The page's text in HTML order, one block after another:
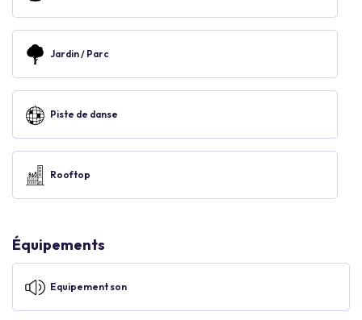
Jardin / Parc
Piste de danse
Rooftop
Équipements
Equipement son